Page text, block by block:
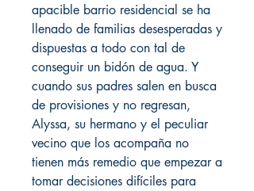
apacible barrio residencial se ha
llenado de familias desesperadas y
dispuestas a todo con tal de
conseguir un bidón de agua. Y
cuando sus padres salen en busca
de provisiones y no regresan,
Alyssa, su hermano y el peculiar
vecino que los acompaña no
tienen más remedio que empezar a
tomar decisiones difíciles para